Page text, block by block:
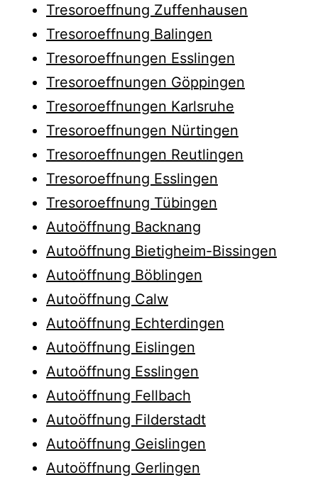
Tresoroeffnung Zuffenhausen
Tresoroeffnung Balingen
Tresoroeffnungen Esslingen
Tresoroeffnungen Göppingen
Tresoroeffnungen Karlsruhe
Tresoroeffnungen Nürtingen
Tresoroeffnungen Reutlingen
Tresoroeffnung Esslingen
Tresoroeffnung Tübingen
Autoöffnung Backnang
Autoöffnung Bietigheim-Bissingen
Autoöffnung Böblingen
Autoöffnung Calw
Autoöffnung Echterdingen
Autoöffnung Eislingen
Autoöffnung Esslingen
Autoöffnung Fellbach
Autoöffnung Filderstadt
Autoöffnung Geislingen
Autoöffnung Gerlingen